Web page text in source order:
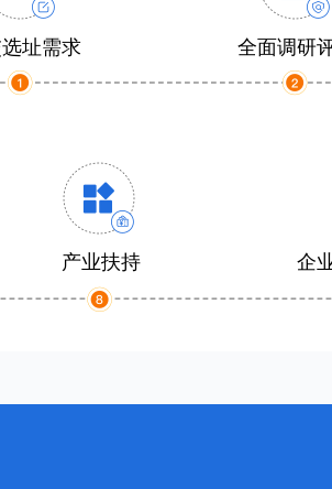
址需求 全面调研
产业扶持 企